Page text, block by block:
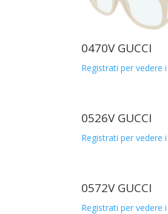
0470V GUCCI
Registrati per vedere
0526V GUCCI
Registrati per vedere
0572V GUCCI
Registrati per vedere